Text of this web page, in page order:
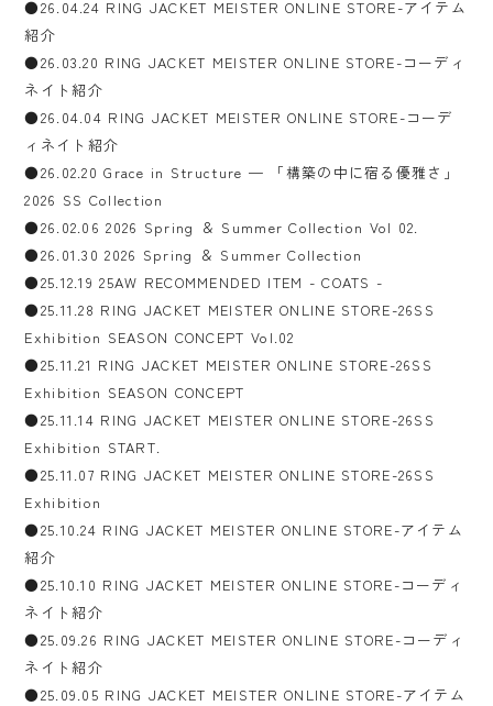
●26.04.24 RING JACKET MEISTER ONLINE STORE-アイテム
紹介
●26.03.20 RING JACKET MEISTER ONLINE STORE-コーディ
ネイト紹介
●26.04.04 RING JACKET MEISTER ONLINE STORE-コーデ
ィネイト紹介
●26.02.20 Grace in Structure — 「構築の中に宿る優雅さ」
2026 SS Collection
●26.02.06 2026 Spring ＆ Summer Collection Vol 02.
●26.01.30 2026 Spring ＆ Summer Collection
●25.12.19 25AW RECOMMENDED ITEM - COATS -
●25.11.28 RING JACKET MEISTER ONLINE STORE-26SS
Exhibition SEASON CONCEPT Vol.02
●25.11.21 RING JACKET MEISTER ONLINE STORE-26SS
Exhibition SEASON CONCEPT
●25.11.14 RING JACKET MEISTER ONLINE STORE-26SS
Exhibition START.
●25.11.07 RING JACKET MEISTER ONLINE STORE-26SS
Exhibition
●25.10.24 RING JACKET MEISTER ONLINE STORE-アイテム
紹介
●25.10.10 RING JACKET MEISTER ONLINE STORE-コーディ
ネイト紹介
●25.09.26 RING JACKET MEISTER ONLINE STORE-コーディ
ネイト紹介
●25.09.05 RING JACKET MEISTER ONLINE STORE-アイテム